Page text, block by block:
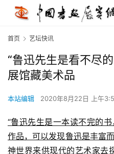
首页 艺坛快讯
“鲁迅先生是看不尽
展馆藏美术品
本站编辑 2020年8月22日 上午
“鲁迅先生是一本读不完的
作品，可以发现鲁迅是丰富
神世界来供现代的艺术家去